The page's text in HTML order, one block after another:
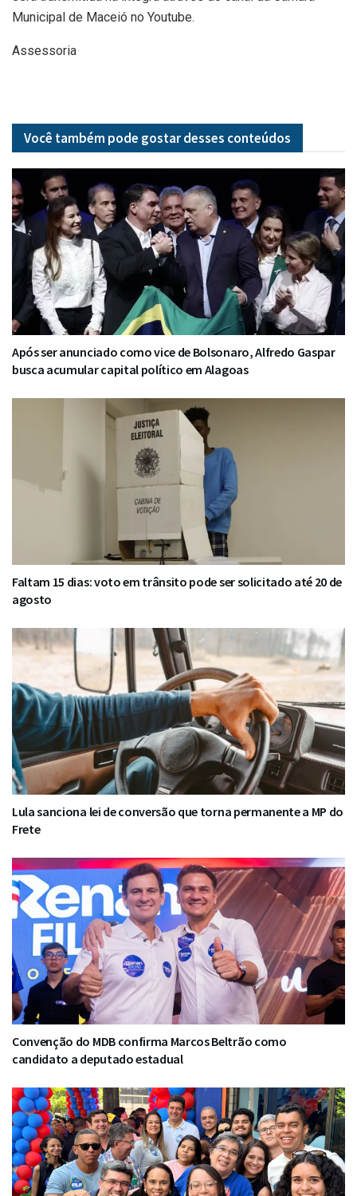
Municipal de Maceió no Youtube.
Assessoria
Você também pode gostar desses conteúdos
Após ser anunciado como vice de Bolsonaro, Alfredo Gaspar
busca acumular capital político em Alagoas
Faltam 15 dias: voto em trânsito pode ser solicitado até 20 de
agosto
Lula sanciona lei de conversão que torna permanente a MP do
Frete
Convenção do MDB confirma Marcos Beltrão como
candidato a deputado estadual